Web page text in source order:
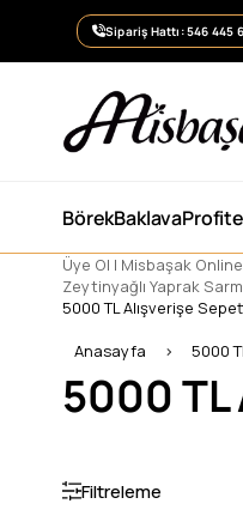
Sipariş Hattı: 546 445
BörekBaklava
Üye Ol | Misbaşak
Zeytinyağlı Yaprak
5000 TL Alışverişe
Anasayfa
5000
5000 TL
Filtreleme